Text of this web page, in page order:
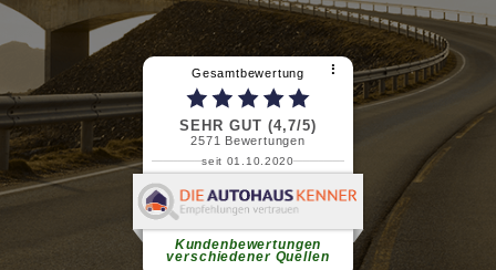
Gesamtbewertung ⠇
SEHR GUT (4,7/5)
2571 Bewertungen
seit 01.10.2020
Kundenbewertungen
verschiedener Quellen
Pascal R.
Ich bin zufrieden mit Ihnen.